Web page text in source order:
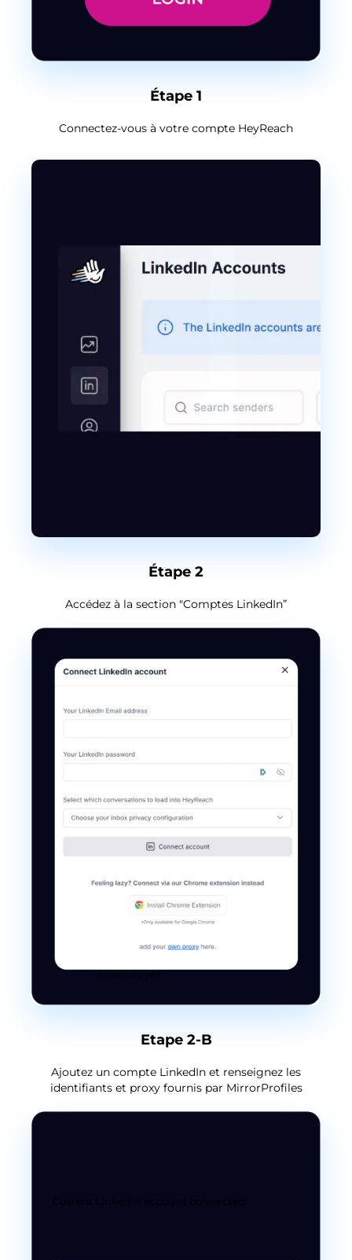
Étape 1
Connectez-vous à votre compte HeyReach
Étape 2
Accédez à la section "Comptes LinkedIn”
Etape 2-B
Ajoutez un compte LinkedIn et renseignez les
identifiants et proxy fournis par MirrorProfiles